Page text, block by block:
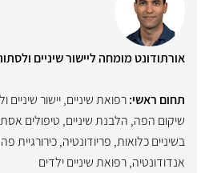
אורתודונט מומחה ליישור שיניים
תחום ראשי:רפואת שיניים,יישור שיניים
שיקום הפה, הלבנת שיניים, טיפולים
בשיניים כלואות, פריודונטיה,כירורגיית
אנדודונטיה,רפואת שיניים ילדים